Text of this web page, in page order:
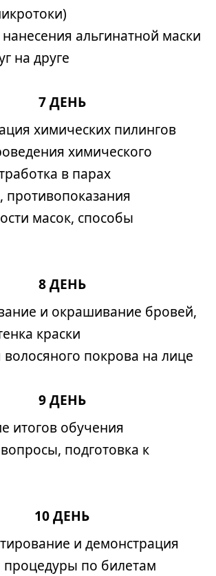
альгинатной маски
на друге
7 ДЕНЬ
химических пилингов
химического
в парах
противопоказания
масок, способы
8 ДЕНЬ
и окрашивание бровей,
краски
покрова на лице
9 ДЕНЬ
итогов обучения
подготовка к
10 ДЕНЬ
и демонстрация
по билетам